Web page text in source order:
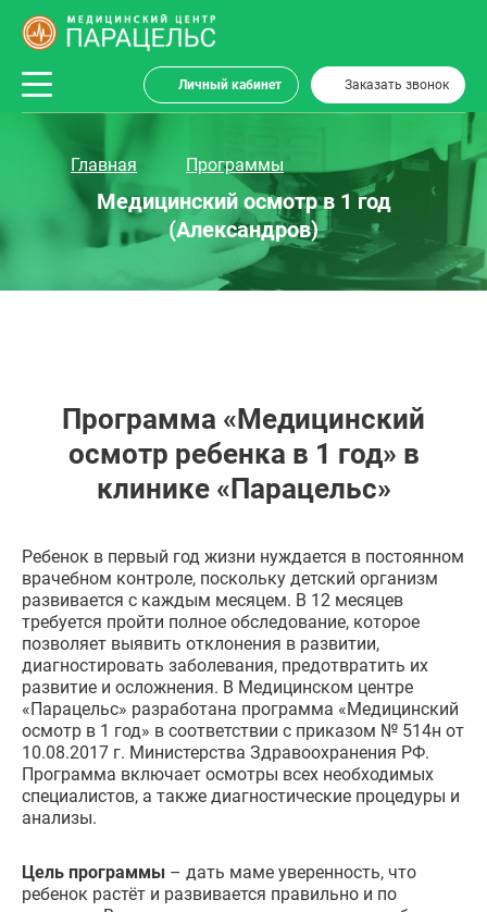
Личный кабинет Заказать звонок
Главная Программы
Медицинский осмотр в 1 год
(Александров)
Программа «Медицинский
осмотр ребенка в 1 год» в
клинике «Парацельс»
Ребенок в первый год жизни нуждается в постоянном
врачебном контроле, поскольку детский организм
развивается с каждым месяцем. В 12 месяцев
требуется пройти полное обследование, которое
позволяет выявить отклонения в развитии,
диагностировать заболевания, предотвратить их
развитие и осложнения. В Медицинском центре
«Парацельс» разработана программа «Медицинский
осмотр в 1 год» в соответствии с приказом № 514н от
10.08.2017 г. Министерства Здравоохранения РФ.
Программа включает осмотры всех необходимых
специалистов, а также диагностические процедуры и
анализы.
Цель программы – дать маме уверенность, что
ребенок растёт и развивается правильно и по